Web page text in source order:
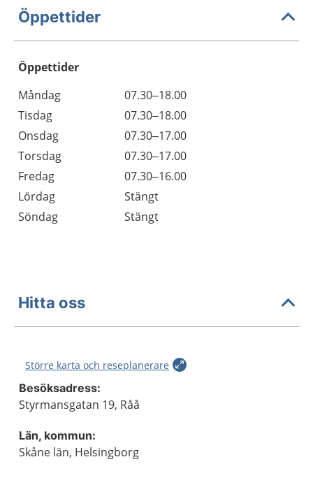
Öppettider
Öppettider
Dag
Öppettider
Kommentarer
Måndag
07.30–18.00
Tisdag
07.30–18.00
Onsdag
07.30–17.00
Torsdag
07.30–17.00
Fredag
07.30–16.00
Lördag
Stängt
Söndag
Stängt
Hitta oss
Större karta och reseplanerare
Besöksadress:
Styrmansgatan 19, Råå
Län, kommun:
Skåne län, Helsingborg